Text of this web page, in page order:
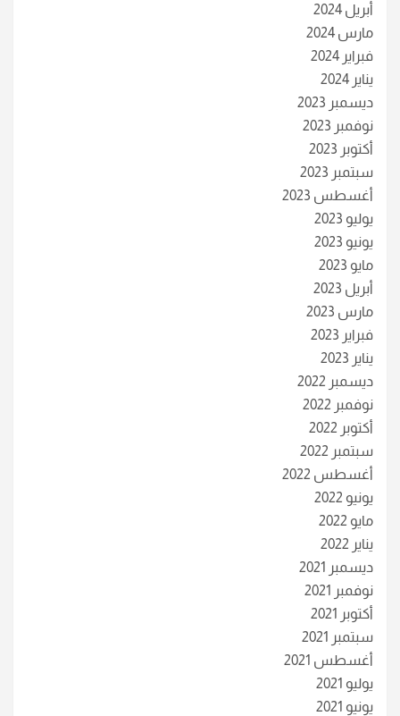
أبريل 2024
مارس 2024
فبراير 2024
يناير 2024
ديسمبر 2023
نوفمبر 2023
أكتوبر 2023
سبتمبر 2023
أغسطس 2023
يوليو 2023
يونيو 2023
مايو 2023
أبريل 2023
مارس 2023
فبراير 2023
يناير 2023
ديسمبر 2022
نوفمبر 2022
أكتوبر 2022
سبتمبر 2022
أغسطس 2022
يونيو 2022
مايو 2022
يناير 2022
ديسمبر 2021
نوفمبر 2021
أكتوبر 2021
سبتمبر 2021
أغسطس 2021
يوليو 2021
يونيو 2021